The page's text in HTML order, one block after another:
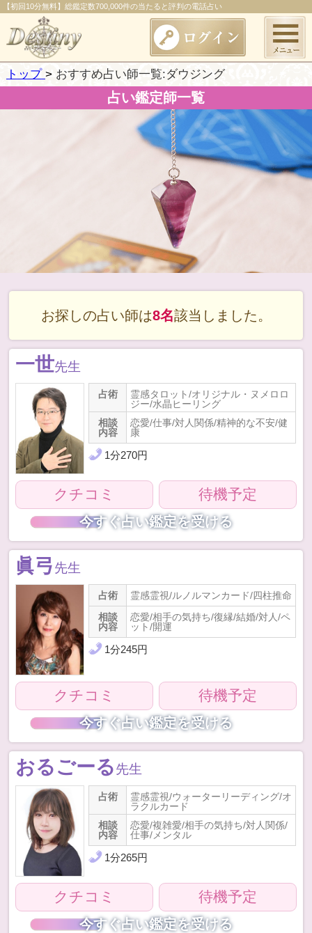
【初回10分無料】総鑑定数700,000件の当たると評判の電話占い
トップ おすすめ占い師一覧:ダウジング
占い鑑定師一覧
お探しの占い師は8名該当しました。
一世先生
占術
霊感タロット/オリジナル・ヌメロロ
ジー/水晶ヒーリング
相談
内容
恋愛/仕事/対人関係/精神的な不安/健
康
1分270円
クチコミ 待機予定
今すぐ占い鑑定を受ける
眞弓先生
占術
霊感霊視/ルノルマンカード/四柱推命
相談
内容
恋愛/相手の気持ち/復縁/結婚/対人/ペ
ット/開運
1分245円
クチコミ 待機予定
今すぐ占い鑑定を受ける
おるごーる先生
占術
霊感霊視/ウォーターリーディング/オ
ラクルカード
相談
内容
恋愛/複雑愛/相手の気持ち/対人関係/
仕事/メンタル
1分265円
クチコミ 待機予定
今すぐ占い鑑定を受ける